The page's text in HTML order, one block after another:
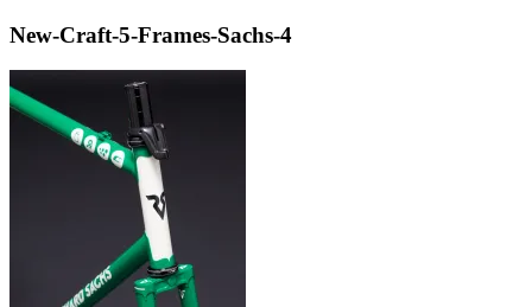
New-Craft-5-Frames-Sachs-4